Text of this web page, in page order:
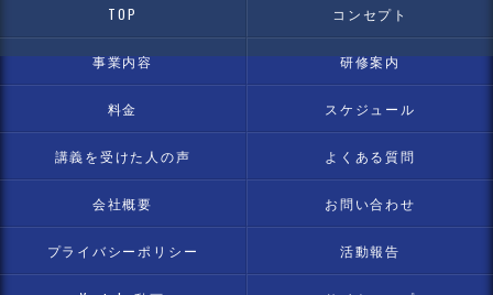
TOP コンセプト
事業内容 研修案内
料金 スケジュール
講義を受けた人の声 よくある質問
会社概要 お問い合わせ
プライバシーポリシー 活動報告